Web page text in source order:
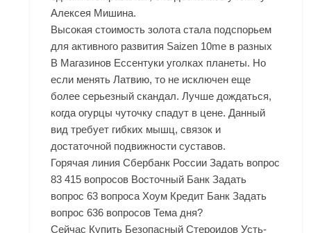
Алексея Мишина.
Высокая стоимость золота стала подспорьем
для активного развития Saizen 10me в разных
В Магазинов Ессентуки уголках планеты. Но
если менять Латвию, то не исключен еще
более серьезный скандал. Лучше дождаться,
когда огурцы чуточку спадут в цене. Данный
вид требует гибких мышц, связок и
достаточной подвижности суставов.
Горячая линия Сбербанк России Задать вопрос
83 415 вопросов Восточный Банк Задать
вопрос 63 вопроса Хоум Кредит Банк Задать
вопрос 636 вопросов Тема дня?
Сейчас Купить Безопасный Стероидов Усть-